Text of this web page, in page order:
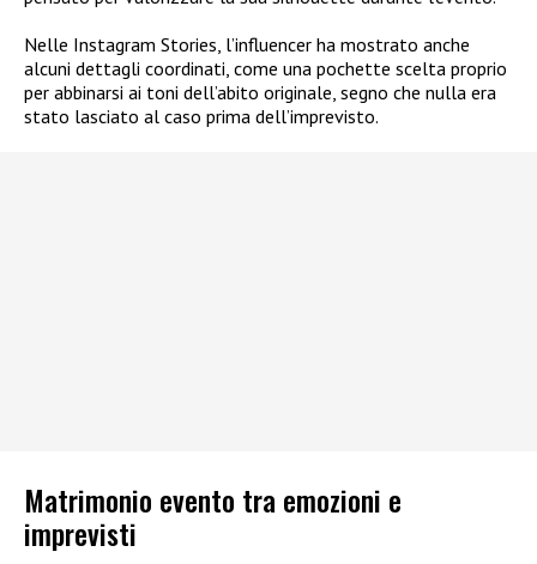
Nelle Instagram Stories, l’influencer ha mostrato anche
alcuni dettagli coordinati, come una pochette scelta proprio
per abbinarsi ai toni dell’abito originale, segno che nulla era
stato lasciato al caso prima dell’imprevisto.
Matrimonio evento tra emozioni e
imprevisti